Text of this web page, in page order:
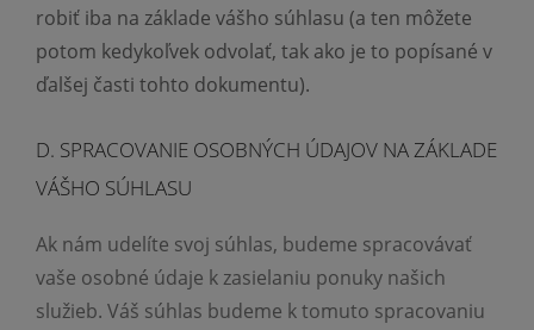
robiť iba na základe vášho súhlasu (a ten môžete
potom kedykoľvek odvolať, tak ako je to popísané v
ďalšej časti tohto dokumentu).
D. SPRACOVANIE OSOBNÝCH ÚDAJOV NA ZÁKLADE
VÁŠHO SÚHLASU
Ak nám udelíte svoj súhlas, budeme spracovávať
vaše osobné údaje k zasielaniu ponuky našich
služieb. Váš súhlas budeme k tomuto spracovaniu